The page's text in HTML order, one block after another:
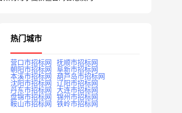
热门城市
营口市招标网
抚顺市招标网
朝阳市招标网
阜新市招标网
本溪市招标网
葫芦岛市招标网
沈阳市招标网
辽阳市招标网
丹东市招标网
大连市招标网
盘锦市招标网
锦州市招标网
鞍山市招标网
铁岭市招标网